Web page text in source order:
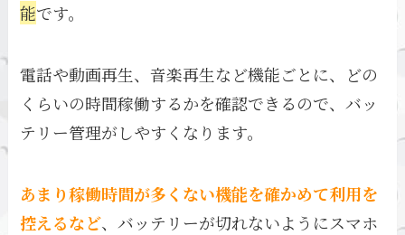
能です。
電話や動画再生、音楽再生など機能ごとに、どの
くらいの時間稼働するかを確認できるので、バッ
テリー管理がしやすくなります。
あまり稼働時間が多くない機能を確かめて利用を
控えるなど、バッテリーが切れないようにスマホ